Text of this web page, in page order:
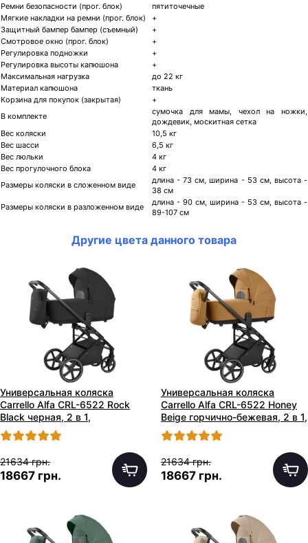
Ремни безопасности (прог. блок)
пятиточечные
Мягкие накладки на ремни (прог. блок)
+
Защитный бампер бампер (съемный)
+
Смотровое окно (прог. блок)
+
Регулировка подножки
+
Регулировка высоты капюшона
+
Максимальная нагрузка
до 22 кг
Материал капюшона
ткань
Корзина для покупок (закрытая)
+
В комплекте
сумочка для мамы, чехол на ножки,
дождевик, москитная сетка
Вес коляски
10,5 кг
Вес шасси
6,5 кг
Вес люльки
4 кг
Вес прогулочного блока
4 кг
Размеры коляски в сложенном виде
длина - 73 см, ширина - 53 см, высота -
38 см
Размеры коляски в разложенном виде
длина - 90 см, ширина - 53 см, высота -
89-107 см
Другие цвета данного товара
Универсальная коляска
Carrello Alfa CRL-6522 Rock
Black черная, 2 в 1,
регулируемая ручка
21634 грн.
18667 грн.
Универсальная коляска
Carrello Alfa CRL-6522 Honey
Beige горчично-бежевая, 2 в 1,
регулируемая ручка
21634 грн.
18667 грн.